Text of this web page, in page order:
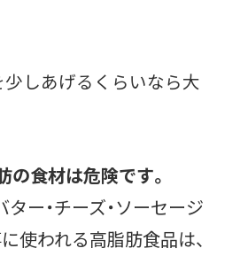
しあげるくらいなら大
の食材は危険です。
ター・チーズ・ソーセージ
使われる高脂肪食品は、